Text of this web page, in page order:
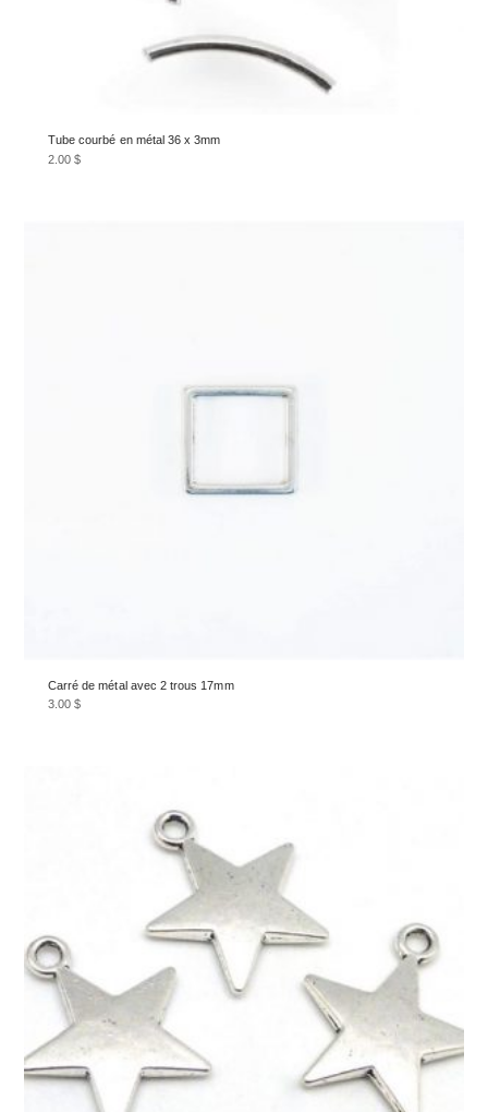
Tube courbé en métal 36 x 3mm
2.00$
Carré de métal avec 2 trous 17mm
3.00$